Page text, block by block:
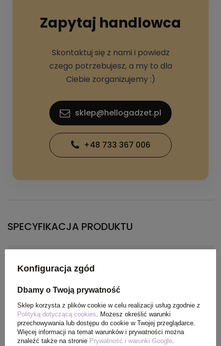
Zapytaj handlowca
Skontaktuj się z nami i powiedz
czego potrzebujesz, a my to dla
Ciebie zorganizujemy :)
sklep@hellogadzet.pl
+48 733 367 006
SPECYFIKACJA PRODUKTU
Kolor biały
PAKOWANIE
Konfiguracja zgód
Dbamy o Twoją prywatność
Sklep korzysta z plików cookie w celu realizacji usług zgodnie z
Polityką dotyczącą cookies. Możesz określić warunki
przechowywania lub dostępu do cookie w Twojej przeglądarce.
Więcej informacji na temat warunków i prywatności można
znaleźć także na stronie Prywatność i warunki Google.